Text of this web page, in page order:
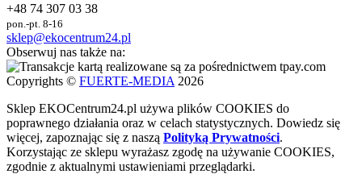
+48 74 307 03 38
pon.-pt. 8-16
sklep@ekocentrum24.pl
Obserwuj nas także na:
Copyrights © FUERTE-MEDIA 2026
Sklep EKOCentrum24.pl używa plików COOKIES do
poprawnego działania oraz w celach statystycznych. Dowiedz się
więcej, zapoznając się z naszą Polityką Prywatności.
Korzystając ze sklepu wyrażasz zgodę na używanie COOKIES,
zgodnie z aktualnymi ustawieniami przeglądarki.